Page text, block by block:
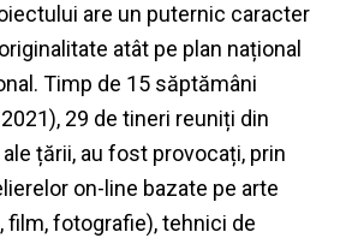
are un puternic caracter
atât pe plan național
Timp de 15 săptămâni
29 de tineri reuniți din
țării, au fost provocați, prin
on-line bazate pe arte
film, fotografie), tehnici de